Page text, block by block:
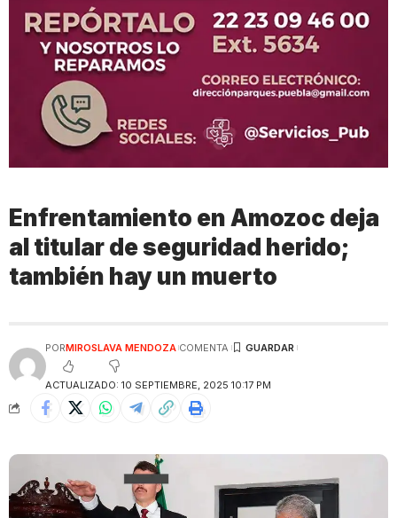
Enfrentamiento en Amozoc deja
al titular de seguridad herido;
también hay un muerto
ACTUALIZADO: 10 SEPTIEMBRE, 2025 10:17 PM
PORMIROSLAVA MENDOZA COMENTA